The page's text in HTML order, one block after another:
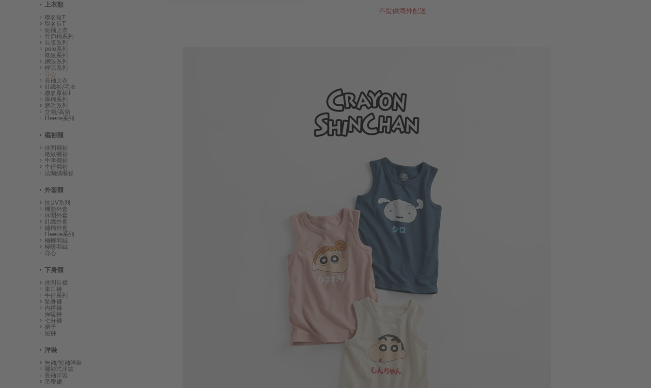
上衣類
聯名短T
聯名長T
短袖上衣
竹節棉系列
長版系列
polo系列
條紋系列
網眼系列
輕涼系列
背心
長袖上衣
針織衫/毛衣
聯名厚棉T
厚棉系列
磨毛系列
立領/高領
Fleece系列
襯衫類
休閒襯衫
格紋襯衫
牛津襯衫
牛仔襯衫
法蘭絨襯衫
外套類
抗UV系列
機能外套
休閒外套
針織外套
鋪棉外套
Fleece系列
極輕羽絨
極暖羽絨
背心
下身類
休閒長褲
束口褲
牛仔系列
緊身褲
內搭褲
保暖褲
七分褲
裙子
短褲
洋裝
無袖/短袖洋裝
襯衫式洋裝
長袖洋裝
吊帶裙
不提供海外配送